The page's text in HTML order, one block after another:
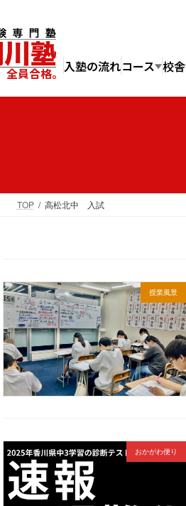
員合格。 入塾の流れコース 校舎
TOP 高松北中 入試
授業風景
おかがわ便り